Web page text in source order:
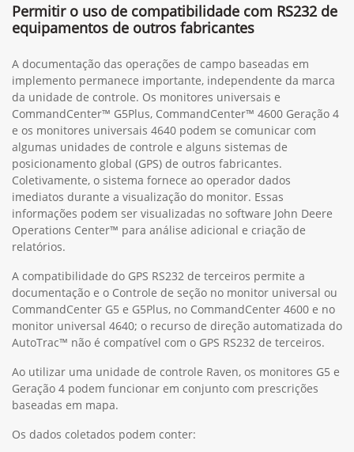
Permitir o uso de compatibilidade com RS232 de
equipamentos de outros fabricantes
A documentação das operações de campo baseadas em
implemento permanece importante, independente da marca
da unidade de controle. Os monitores universais e
CommandCenter™ G5Plus, CommandCenter™ 4600 Geração 4
e os monitores universais 4640 podem se comunicar com
algumas unidades de controle e alguns sistemas de
posicionamento global (GPS) de outros fabricantes.
Coletivamente, o sistema fornece ao operador dados
imediatos durante a visualização do monitor. Essas
informações podem ser visualizadas no software John Deere
Operations Center™ para análise adicional e criação de
relatórios.
A compatibilidade do GPS RS232 de terceiros permite a
documentação e o Controle de seção no monitor universal ou
CommandCenter G5 e G5Plus, no CommandCenter 4600 e no
monitor universal 4640; o recurso de direção automatizada do
AutoTrac™ não é compatível com o GPS RS232 de terceiros.
Ao utilizar uma unidade de controle Raven, os monitores G5 e
Geração 4 podem funcionar em conjunto com prescrições
baseadas em mapa.
Os dados coletados podem conter: